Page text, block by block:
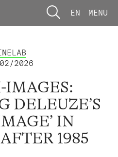
EN MENU
2026
IMAGES:
DELEUZE’S
IN
1985